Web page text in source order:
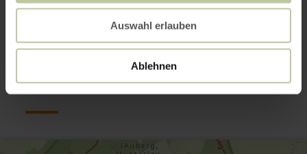
Auswahl erlauben
Ablehnen
Galerij openen
Contact